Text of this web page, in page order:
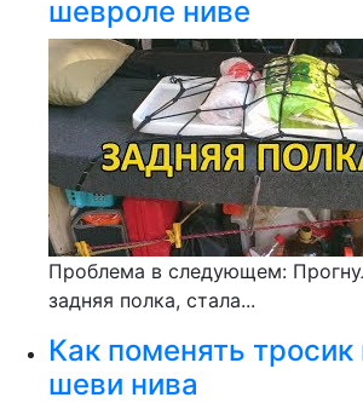
шевроле ниве
Проблема в следующем:
задняя полка, стала...
Как поменять тросик
шеви нива